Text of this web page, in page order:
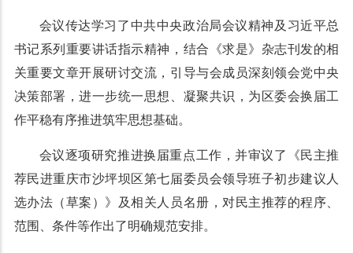
会议传达学习了中共中央政治局会议精神及习近平总
书记系列重要讲话指示精神，结合《求是》杂志刊发的相
关重要文章开展研讨交流，引导与会成员深刻领会党中央
决策部署，进一步统一思想、凝聚共识，为区委会换届工
作平稳有序推进筑牢思想基础。
会议逐项研究推进换届重点工作，并审议了《民主推
荐民进重庆市沙坪坝区第七届委员会领导班子初步建议人
选办法（草案）》及相关人员名册，对民主推荐的程序、
范围、条件等作出了明确规范安排。